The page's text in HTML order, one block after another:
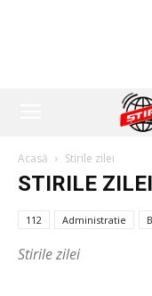
Acasă Stirile zilei
STIRILE ZILEI
112 Administratie
Stirile zilei